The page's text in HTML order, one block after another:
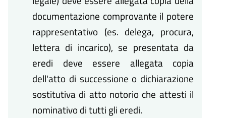
documentazione comprovante il potere
rappresentativo (es. delega, procura,
lettera di incarico), se presentata da
eredi deve essere allegata copia
dell'atto di successione o dichiarazione
sostitutiva di atto notorio che attesti il
nominativo di tutti gli eredi.